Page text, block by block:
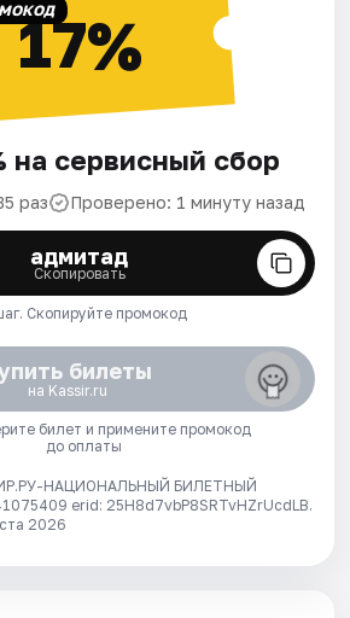
17%
на сервисный сбор
раз Проверено: 1 минуту назад
адмитад
Скопировать
Скопируйте промокод
билеты
на Kassir.ru
билет и примените промокод
до оплаты
НАЦИОНАЛЬНЫЙ БИЛЕТНЫЙ
erid: 25H8d7vbP8SRTvHZrUcdLB.
2026